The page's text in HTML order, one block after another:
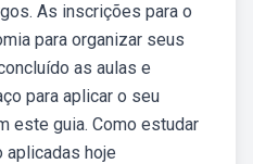
As inscrições para o
para organizar seus
as aulas e
para aplicar o seu
este guia. Como estudar
aplicadas hoje